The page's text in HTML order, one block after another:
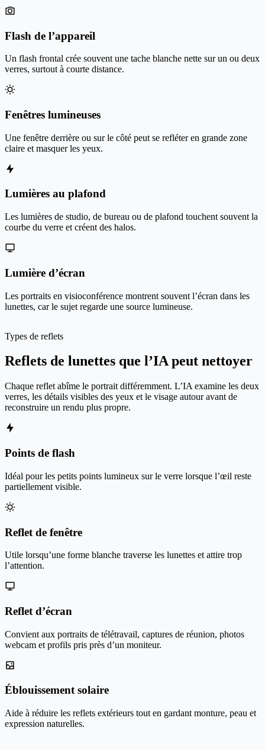
Flash de l’appareil
Un flash frontal crée souvent une tache blanche nette sur un ou deux
verres, surtout à courte distance.
Fenêtres lumineuses
Une fenêtre derrière ou sur le côté peut se refléter en grande zone
claire et masquer les yeux.
Lumières au plafond
Les lumières de studio, de bureau ou de plafond touchent souvent la
courbe du verre et créent des halos.
Lumière d’écran
Les portraits en visioconférence montrent souvent l’écran dans les
lunettes, car le sujet regarde une source lumineuse.
Types de reflets
Reflets de lunettes que l’IA peut nettoyer
Chaque reflet abîme le portrait différemment. L’IA examine les deux
verres, les détails visibles des yeux et le visage autour avant de
reconstruire un rendu plus propre.
Points de flash
Idéal pour les petits points lumineux sur le verre lorsque l’œil reste
partiellement visible.
Reflet de fenêtre
Utile lorsqu’une forme blanche traverse les lunettes et attire trop
l’attention.
Reflet d’écran
Convient aux portraits de télétravail, captures de réunion, photos
webcam et profils pris près d’un moniteur.
Éblouissement solaire
Aide à réduire les reflets extérieurs tout en gardant monture, peau et
expression naturelles.